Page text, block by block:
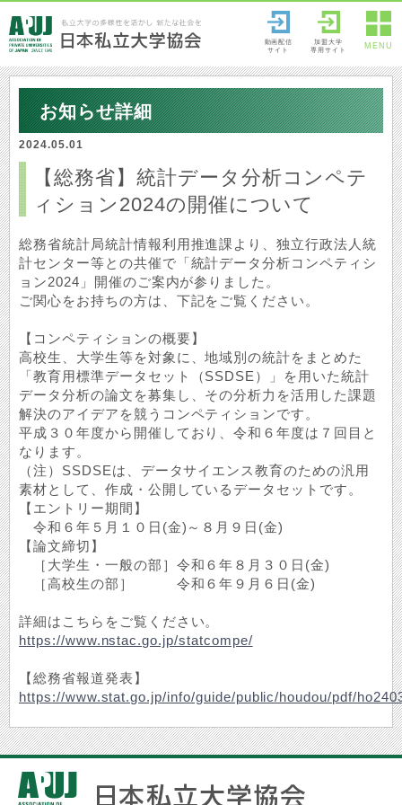
動画配信
サイト
加盟大学
専用サイト
MENU
お知らせ詳細
2024.05.01
【総務省】統計データ分析コンペテ
ィション2024の開催について
総務省統計局統計情報利用推進課より、独立行政法人統
計センター等との共催で「統計データ分析コンペティシ
ョン2024」開催のご案内が参りました。
ご関心をお持ちの方は、下記をご覧ください。
【コンペティションの概要】
高校生、大学生等を対象に、地域別の統計をまとめた
「教育用標準データセット（SSDSE）」を用いた統計
データ分析の論文を募集し、その分析力を活用した課題
解決のアイデアを競うコンペティションです。
平成３０年度から開催しており、令和６年度は７回目と
なります。
（注）SSDSEは、データサイエンス教育のための汎用
素材として、作成・公開しているデータセットです。
【エントリー期間】
令和６年５月１０日(金)～８月９日(金)
【論文締切】
［大学生・一般の部］令和６年８月３０日(金)
［高校生の部］ 令和６年９月６日(金)
詳細はこちらをご覧ください。
https://www.nstac.go.jp/statcompe/
【総務省報道発表】
https://www.stat.go.jp/info/guide/public/houdou/pdf/